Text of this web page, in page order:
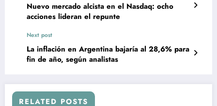
Nuevo mercado alcista en el Nasdaq: ocho
acciones lideran el repunte
Next post
La inflación en Argentina bajaría al 28,6% para
fin de año, según analistas
RELATED POSTS